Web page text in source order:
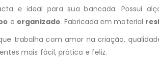
e ideal para sua bancada. Possui
e organizado. Fabricada em material
trabalha com amor na criação,
mais fácil, prática e feliz.